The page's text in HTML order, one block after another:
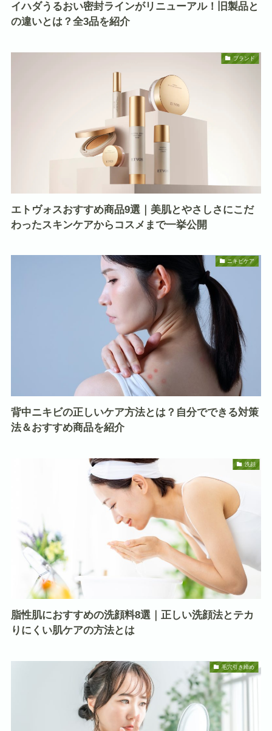
イハダうるおい密封ラインがリニューアル！旧製品と
の違いとは？全3品を紹介
ブランド
エトヴォスおすすめ商品9選｜美肌とやさしさにこだ
わったスキンケアからコスメまで一挙公開
ニキビケア
背中ニキビの正しいケア方法とは？自分でできる対策
法＆おすすめ商品を紹介
洗顔
脂性肌におすすめの洗顔料8選｜正しい洗顔法とテカ
りにくい肌ケアの方法とは
毛穴引き締め